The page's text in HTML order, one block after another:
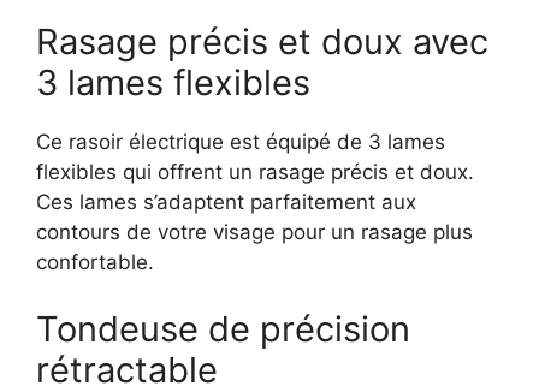
Rasage précis et doux avec
3 lames flexibles
Ce rasoir électrique est équipé de 3 lames
flexibles qui offrent un rasage précis et doux.
Ces lames s’adaptent parfaitement aux
contours de votre visage pour un rasage plus
confortable.
Tondeuse de précision
rétractable